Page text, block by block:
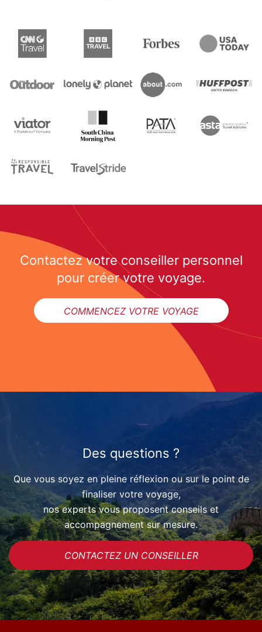
Contactez votre conseiller personnel
pour créer votre voyage.
COMMENCEZ VOTRE VOYAGE
Des questions ?
Que vous soyez en pleine réflexion ou sur le point de
finaliser votre voyage,
nos experts vous proposent conseils et
accompagnement sur mesure.
CONTACTEZ UN CONSEILLER